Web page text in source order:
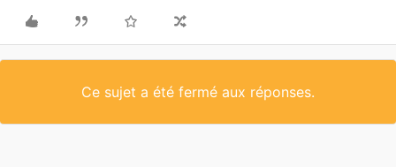
Ce sujet a été fermé aux réponses.